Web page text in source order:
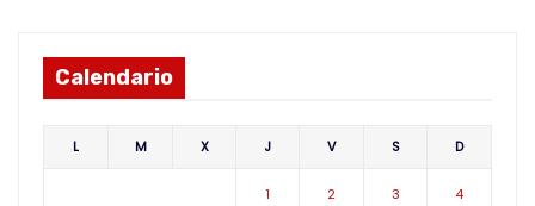
Calendario
L M X J V S D
1 2 3 4